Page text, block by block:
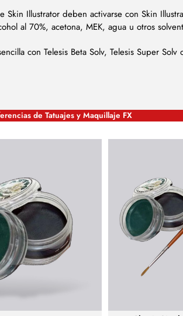
Skin Illustrator deben activarse con Skin
al 70%, acetona, MEK, agua u otros
con Telesis Beta Solv, Telesis Super Solv
de Tatuajes y Maquillaje FX